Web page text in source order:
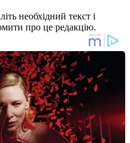
необхідний текст і
про це редакцію.